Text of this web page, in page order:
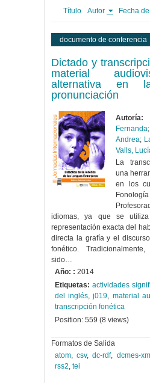
Título
Autor Fecha
documento de conferencia
Dictado y
material
alternativa en
pronunciación
Autoría:
Fernanda;
Andrea;
Valls,
La
una
en los
idiomas, ya que se
representación exacta del
directa la grafía y el
fonético.
sido…
Año: : 2014
Etiquetas: actividades
del inglés,j019, material
transcripción fonética
Position: 559 (8 views)
Formatos de Salida
atom,csv,dc-rdf, dcmes-xml
rss2, tei